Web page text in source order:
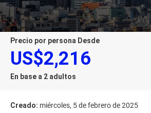
precio por persona Desde
US$2,216
En base a 2 adultos
Creado: miércoles, 5 de febrero de 2025